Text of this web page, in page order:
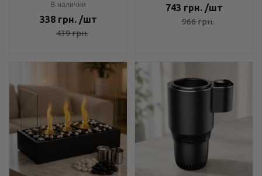
В наличии
338 грн. /шт
439грн.
743 грн. /шт
966грн.